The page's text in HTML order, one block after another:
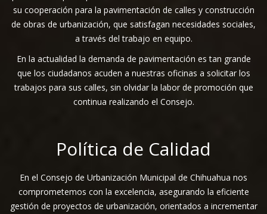
su cooperación para la pavimentación de calles y construcción
de obras de urbanización, que satisfagan necesidades sociales,
a través del trabajo en equipo.
En la actualidad la demanda de pavimentación es tan grande
que los ciudadanos acuden a nuestras oficinas a solicitar los
trabajos para sus calles, sin olvidar la labor de promoción que
continua realizando el Consejo.
Política de Calidad
En el Consejo de Urbanización Municipal de Chihuahua nos
comprometemos con la excelencia, asegurando la eficiente
gestión de proyectos de urbanización, orientados a incrementar